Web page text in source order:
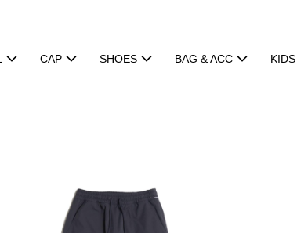
CAP SHOES BAG & ACC KIDS